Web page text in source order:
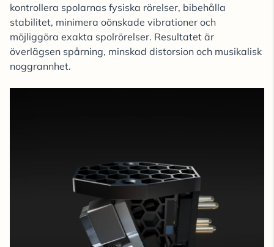
kontrollera spolarnas fysiska rörelser, bibehålla
stabilitet, minimera oönskade vibrationer och
möjliggöra exakta spolrörelser. Resultatet är
överlägsen spårning, minskad distorsion och musikalisk
noggrannhet.